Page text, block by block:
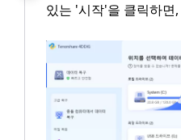
있는 '시작'을 클릭하면